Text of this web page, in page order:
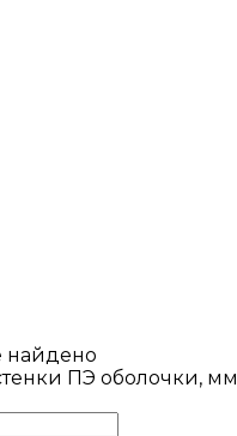
найдено
ПЭ оболочки, мм